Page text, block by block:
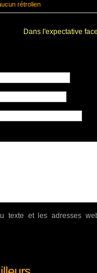
rétrolien
Dans l'expectative
texte et les adresses